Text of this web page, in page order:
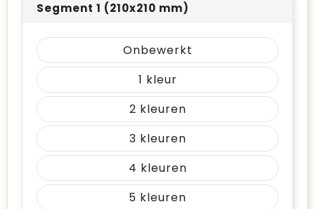
Segment 1 (210x210 mm)
Onbewerkt
1
2
3
4
5